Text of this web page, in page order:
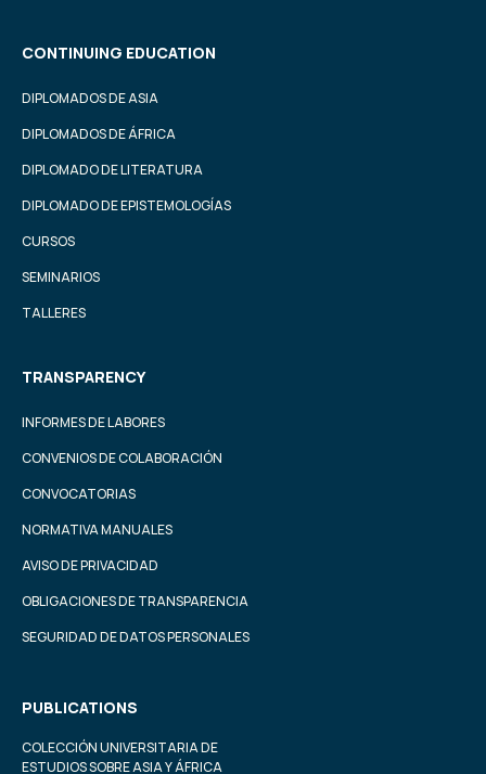
CONTINUING EDUCATION
DIPLOMADOS DE ASIA
DIPLOMADOS DE ÁFRICA
DIPLOMADO DE LITERATURA
DIPLOMADO DE EPISTEMOLOGÍAS
CURSOS
SEMINARIOS
TALLERES
TRANSPARENCY
INFORMES DE LABORES
CONVENIOS DE COLABORACIÓN
CONVOCATORIAS
NORMATIVA MANUALES
AVISO DE PRIVACIDAD
OBLIGACIONES DE TRANSPARENCIA
SEGURIDAD DE DATOS PERSONALES
PUBLICATIONS
COLECCIÓN UNIVERSITARIA DE
ESTUDIOS SOBRE ASIA Y ÁFRICA